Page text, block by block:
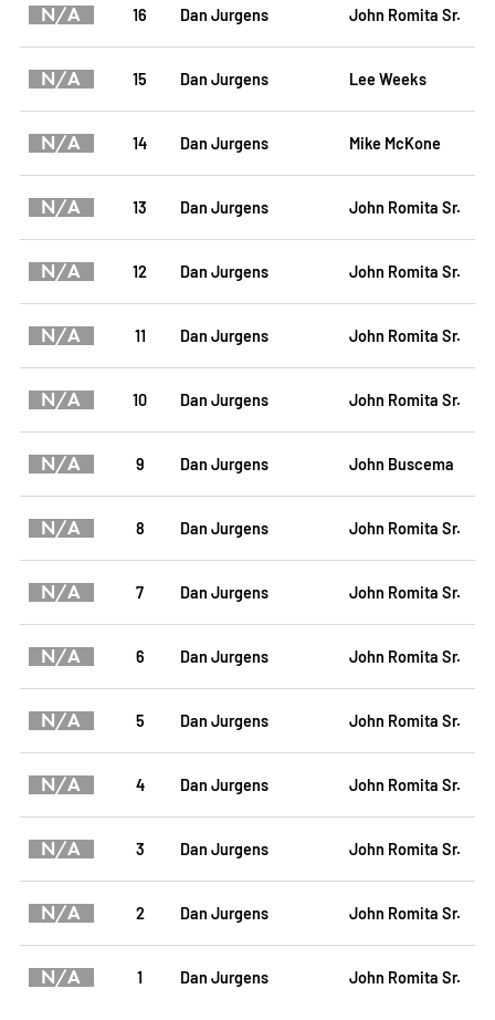
N/A 16 Dan Jurgens John Romita Sr.
N/A 15 Dan Jurgens Lee Weeks
N/A 14 Dan Jurgens Mike McKone
N/A 13 Dan Jurgens John Romita Sr.
N/A 12 Dan Jurgens John Romita Sr.
N/A 11 Dan Jurgens John Romita Sr.
N/A 10 Dan Jurgens John Romita Sr.
N/A 9 Dan Jurgens John Buscema
N/A 8 Dan Jurgens John Romita Sr.
N/A 7 Dan Jurgens John Romita Sr.
N/A 6 Dan Jurgens John Romita Sr.
N/A 5 Dan Jurgens John Romita Sr.
N/A 4 Dan Jurgens John Romita Sr.
N/A 3 Dan Jurgens John Romita Sr.
N/A 2 Dan Jurgens John Romita Sr.
N/A 1 Dan Jurgens John Romita Sr.